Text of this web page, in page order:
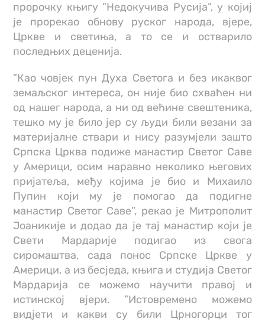
пророчку књигу ”Недокучива Русија”, у којиј
је прорекао обнову руског народа, вјере,
Цркве и светиња, а то се и остварило
последњих деценија.
”Као човјек пун Духа Светога и без икаквог
земаљског интереса, он није био схваћен ни
од нашег народа, а ни од већине свештеника,
тешко му је било јер су људи били везани за
материјалне ствари и нису разумјели зашто
Српска Црква подиже манастир Светог Саве
у Америци, осим наравно неколико његових
пријатеља, међу којима је био и Михаило
Пупин који му је помогао да подигне
манастир Светог Саве”, рекао је Митрополит
Јоаникије и додао да је тај манастир који је
Свети Мардарије подигао из свога
сиромаштва, сада понос Српске Цркве у
Америци, а из бесједа, књига и студија Светог
Мардарија се можемо научити правој и
истинској вјери. ”Истовремено можемо
видјети и какви су били Црногорци тог